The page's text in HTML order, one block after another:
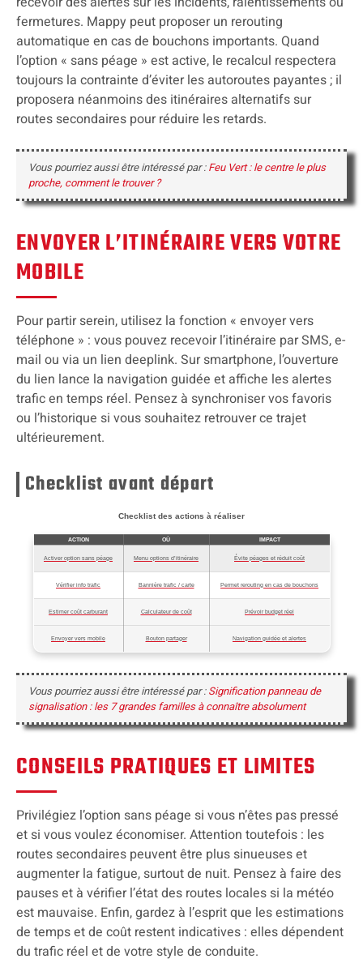
fermetures. Mappy peut proposer un rerouting
automatique en cas de bouchons importants. Quand
l’option « sans péage » est active, le recalcul respectera
toujours la contrainte d’éviter les autoroutes payantes ; il
proposera néanmoins des itinéraires alternatifs sur
routes secondaires pour réduire les retards.
Vous pourriez aussi être intéressé par :Feu Vert : le centre le plus
proche, comment le trouver ?
ENVOYER L’ITINÉRAIRE VERS VOTRE
MOBILE
Pour partir serein, utilisez la fonction « envoyer vers
téléphone » : vous pouvez recevoir l’itinéraire par SMS, e-
mail ou via un lien deeplink. Sur smartphone, l’ouverture
du lien lance la navigation guidée et affiche les alertes
trafic en temps réel. Pensez à synchroniser vos favoris
ou l’historique si vous souhaitez retrouver ce trajet
ultérieurement.
Checklist avant départ
Checklist des actions à réaliser
ACTION OÙ IMPACT
Activer option sans péage Menu options d’itinéraire Évite péages et réduit coût
Vérifier info trafic Bannière trafic / carte Permet rerouting en cas de bouchons
Estimer coût carburant Calculateur de coût Prévoir budget réel
Envoyer vers mobile Bouton partager Navigation guidée et alertes
Vous pourriez aussi être intéressé par :Signification panneau de
signalisation : les 7 grandes familles à connaître absolument
CONSEILS PRATIQUES ET LIMITES
Privilégiez l’option sans péage si vous n’êtes pas pressé
et si vous voulez économiser. Attention toutefois : les
routes secondaires peuvent être plus sinueuses et
augmenter la fatigue, surtout de nuit. Pensez à faire des
pauses et à vérifier l’état des routes locales si la météo
est mauvaise. Enfin, gardez à l’esprit que les estimations
de temps et de coût restent indicatives : elles dépendent
du trafic réel et de votre style de conduite.